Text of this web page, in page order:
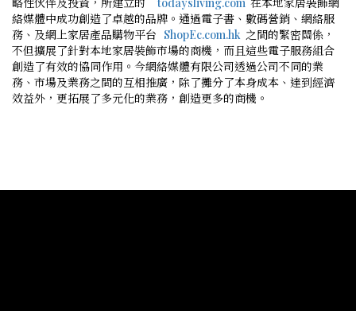
絡媒體中成功創造了卓越的品牌。通過電子書、數碼營銷、網絡服
務、及網上家居產品購物平台 ShopEc.com.hk 之間的緊密關係，
不但擴展了針對本地家居裝飾市場的商機，而且這些電子服務組合
創造了有效的協同作用。今網絡媒體有限公司透過公司不同的業
務、市場及業務之間的互相推廣，除了攤分了本身成本、達到經濟
效益外，更拓展了多元化的業務，創造更多的商機。